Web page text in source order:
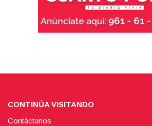
CONTINÚA VISITANDO
Contáctanos